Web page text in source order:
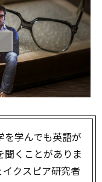
を学んでも英語が
聞くことがありま
クスピア研究者